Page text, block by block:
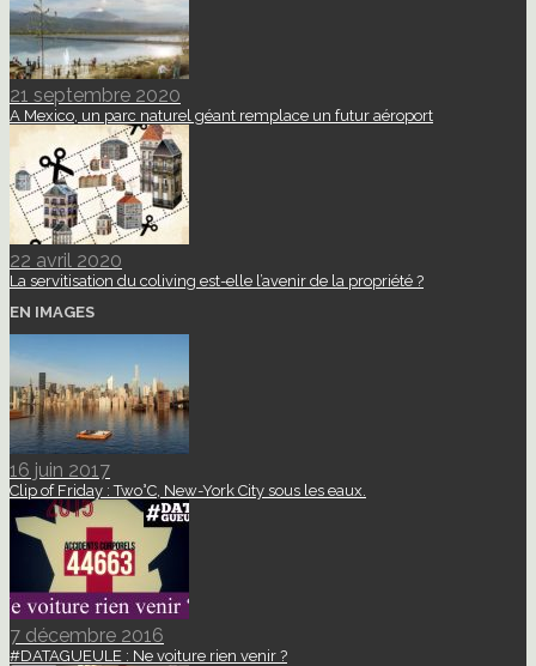
21 septembre 2020
A Mexico, un parc naturel géant remplace un futur aéroport
22 avril 2020
La servitisation du coliving est-elle l’avenir de la propriété ?
EN IMAGES
16 juin 2017
Clip of Friday : Two°C, New-York City sous les eaux.
7 décembre 2016
#DATAGUEULE : Ne voiture rien venir ?